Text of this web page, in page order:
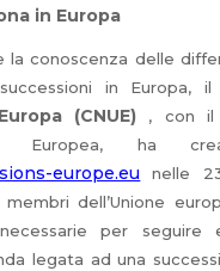
in Europa
la conoscenza delle
in Europa, il
(CNUE)
, con il
Europea, ha
europe.eu
nelle
dell’Unione
per seguire
legata ad una